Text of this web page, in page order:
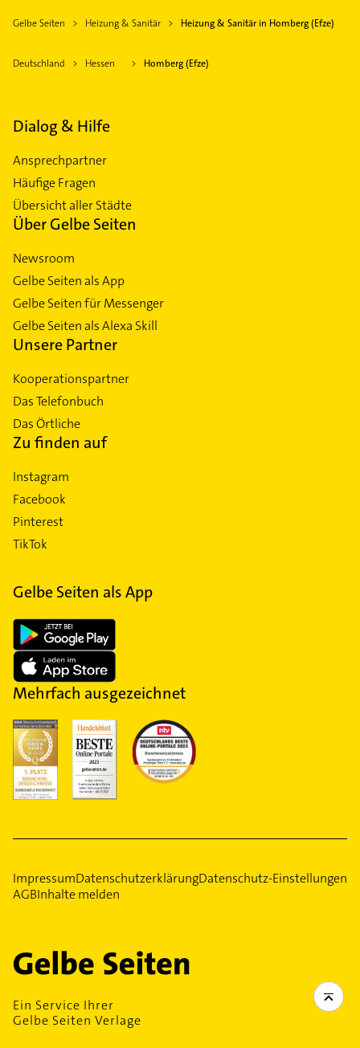
Gelbe Seiten Heizung & Sanitär Heizung & Sanitär in Homberg (Efze)
Deutschland Hessen Homberg (Efze)
Dialog & Hilfe
Ansprechpartner
Häufige Fragen
Übersicht aller Städte
Über Gelbe Seiten
Newsroom
Gelbe Seiten als App
Gelbe Seiten für Messenger
Gelbe Seiten als Alexa Skill
Unsere Partner
Kooperationspartner
Das Telefonbuch
Das Örtliche
Zu finden auf
Instagram
Facebook
Pinterest
TikTok
Gelbe Seiten als App
Mehrfach ausgezeichnet
ImpressumDatenschutzerklärungDatenschutz-Einstellungen
AGBInhalte melden
Ein Service Ihrer
Gelbe Seiten Verlage